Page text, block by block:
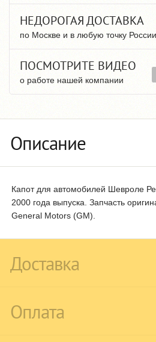
НЕДОРОГАЯ ДОСТАВКА
по Москве и в любую точку России
ПОСМОТРИТЕ ВИДЕО
о работе нашей компании
Описание
Капот для автомобилей Шевроле
2000 года выпуска. Запчасть
General Motors (GM).
Доставка
Оплата